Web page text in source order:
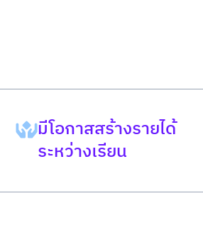
มีโอกาสสร้างรายได้
ระหว่างเรียน